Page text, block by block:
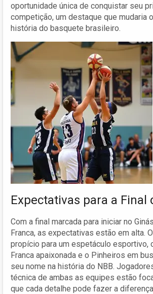
oportunidade única de conquistar seu
competição, um destaque que mudaria
história do basquete brasileiro.
Expectativas para a Final
Com a final marcada para iniciar no
Franca, as expectativas estão em alta.
propício para um espetáculo esportivo,
Franca apaixonada e o Pinheiros em
seu nome na história do NBB.
técnica de ambas as equipes estão
que cada detalhe pode fazer a